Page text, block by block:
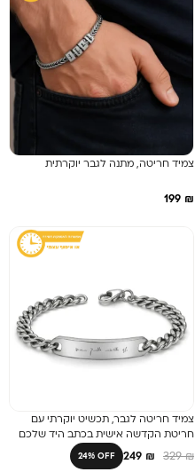
צמיד חריטה, מתנה לגבר יוקרתית
₪
צמיד חריטה לגבר, תכשיט יוקרתי עם
חריטת הקדשה אישית בכתב היד שלכם
₪
329
₪
24% OFF